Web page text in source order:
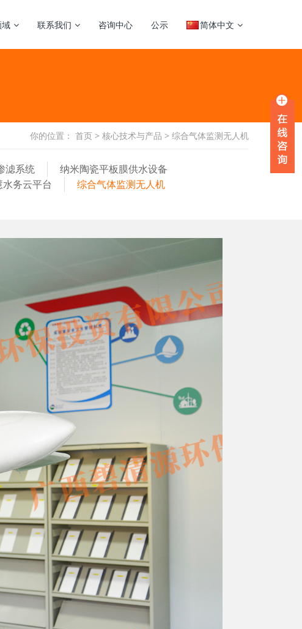
域 联系我们 咨询中心 公示 简体中文
你的位置： 首页 > 核心技术与产品 > 综合气体监测无人机
滤系统
纳米陶瓷平板膜供水设备
水务云平台
综合气体监测无人机